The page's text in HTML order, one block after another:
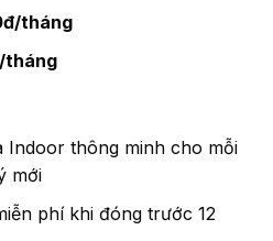
tháng
tháng
Indoor thông minh cho mỗi
mới
phí khi đóng trước 12